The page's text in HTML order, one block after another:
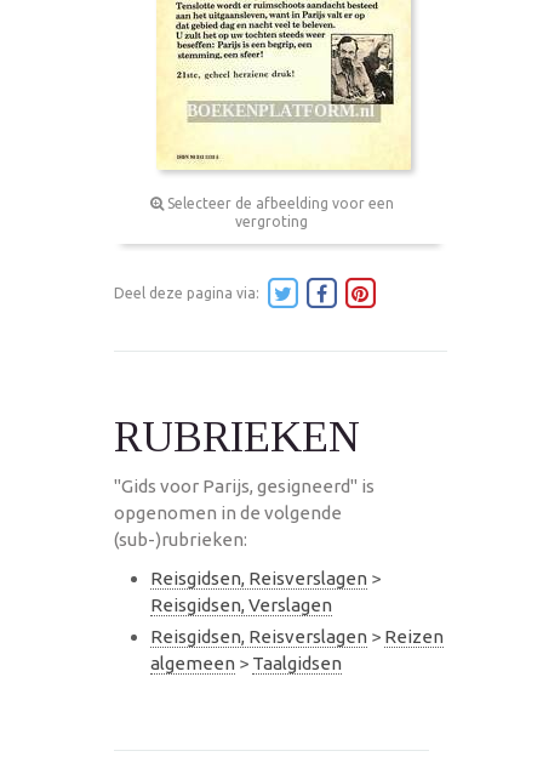
Selecteer de afbeelding voor een
vergroting
Deel deze pagina via:
RUBRIEKEN
"Gids voor Parijs, gesigneerd" is
opgenomen in de volgende
(sub-)rubrieken:
Reisgidsen, Reisverslagen >
Reisgidsen, Verslagen
Reisgidsen, Reisverslagen > Reizen
algemeen > Taalgidsen